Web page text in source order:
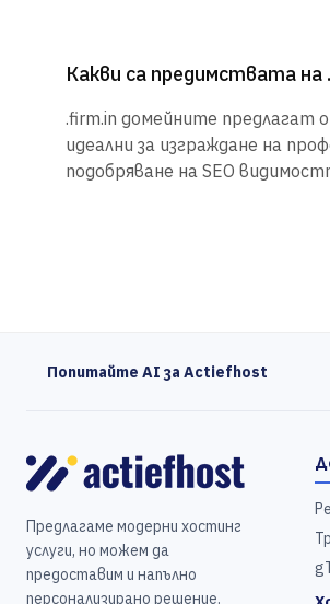
Какви са предимствата на
.firm.in домейните предлагат
идеални за изграждане на
подобряване на SEO
Попитайте AI за Actiefhost
Предлагаме модерни хостинг
услуги, но можем да
предоставим и напълно
персонализирано решение.